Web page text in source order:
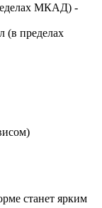
МКАД) -
(в пределах
станет ярким